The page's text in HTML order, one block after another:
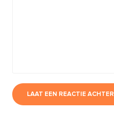
LAAT EEN REACTIE ACHTER